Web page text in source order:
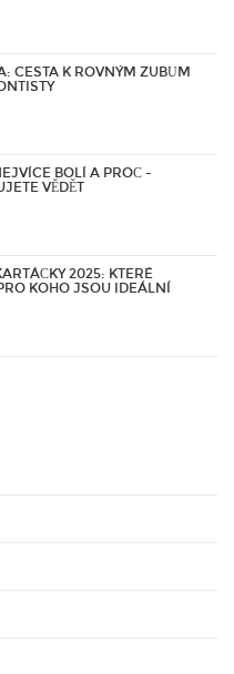
CESTA K ROVNÝM ZUBŮM
BOLÍ A PROČ -
VĚDĚT
2025: KTERÉ
KOHO JSOU IDEÁLNÍ